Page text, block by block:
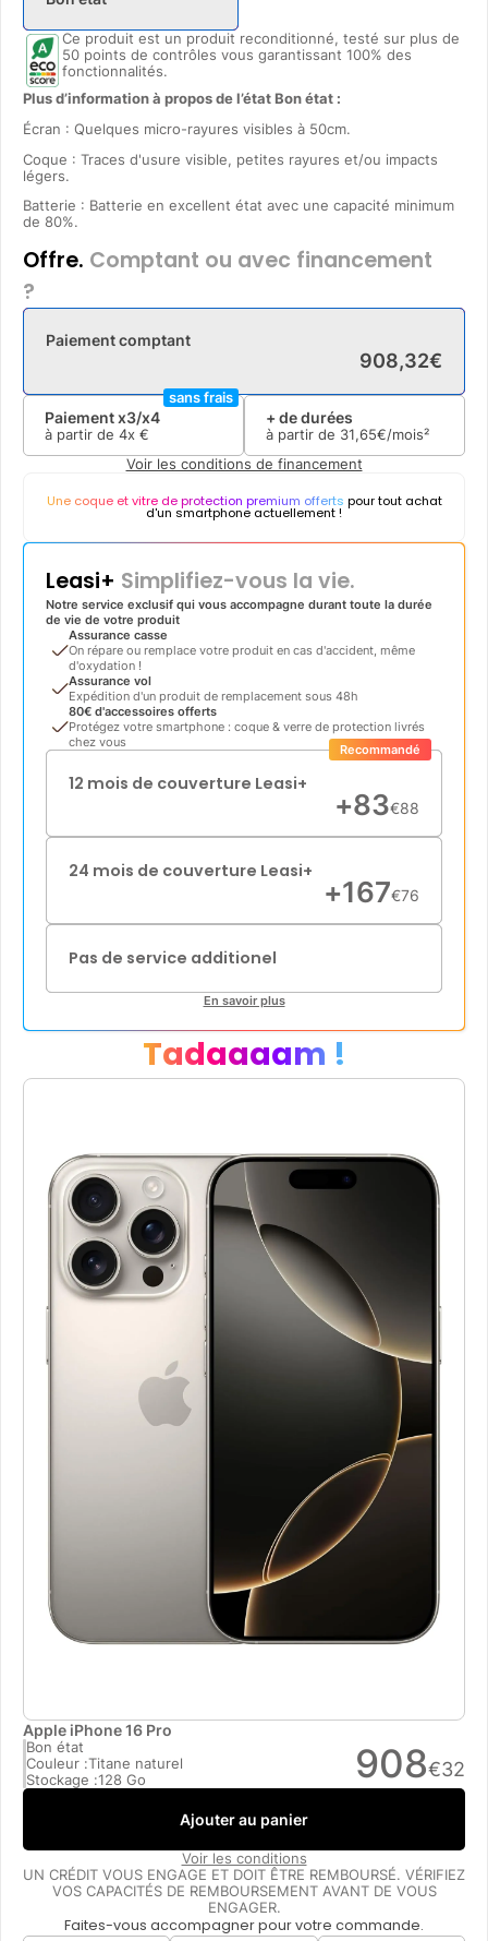
Ce produit est un produit reconditionné, testé sur plus de
50 points de contrôles vous garantissant 100% des
fonctionnalités.
Plus d’information à propos de l’état Bon état :
Écran : Quelques micro-rayures visibles à 50cm.
Coque : Traces d'usure visible, petites rayures et/ou impacts
légers.
Batterie : Batterie en excellent état avec une capacité minimum
de 80%.
Offre. Comptant ou avec financement
?
Paiement comptant
908,32€
Paiement x3/x4
à partir de 4x €
sans frais
+ de durées
à partir de 31,65€/mois²
Voir les conditions de financement
Une coque et vitre de protection premium offerts pour tout achat
d'un smartphone actuellement !
Leasi+ Simplifiez-vous la vie.
Notre service exclusif qui vous accompagne durant toute la durée
de vie de votre produit
Assurance casse
On répare ou remplace votre produit en cas d'accident, même
d'oxydation !
Assurance vol
Expédition d'un produit de remplacement sous 48h
80€ d'accessoires offerts
Protégez votre smartphone : coque & verre de protection livrés
chez vous
12 mois de couverture Leasi+
+83€88
Recommandé
24 mois de couverture Leasi+
+167€76
Pas de service additionel
En savoir plus
Tadaaaam !
Apple iPhone 16 Pro
Bon état
Couleur :Titane naturel
Stockage :128 Go 908€32
Ajouter au panier
Voir les conditions
UN CRÉDIT VOUS ENGAGE ET DOIT ÊTRE REMBOURSÉ. VÉRIFIEZ
VOS CAPACITÉS DE REMBOURSEMENT AVANT DE VOUS
ENGAGER.
Faites-vous accompagner pour votre commande.